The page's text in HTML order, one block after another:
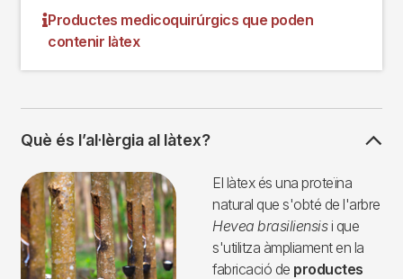
Productes medicoquirúrgics que poden
contenir làtex
Què és l’al·lèrgia al làtex?
Imagen
El làtex és una proteïna
natural que s'obté de l'arbre
Hevea brasiliensisi que
s'utilitza àmpliament en la
fabricació de productes